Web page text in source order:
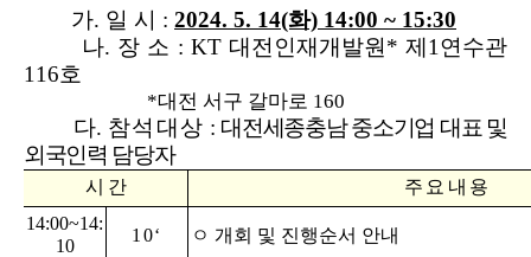
가. 일 시 : 2024. 5. 14(화) 14:00 ~ 15:30
나. 장 소 : KT 대전인재개발원 * 제1연수관
116호
*대전 서구 갈마로 160
다. 참석대상 : 대전세종충남 중소기업 대표 및
외국인력 담당자
시 간
주 요 내 용
14:00~14:
10
10‘ ㅇ 개회 및 진행순서 안내